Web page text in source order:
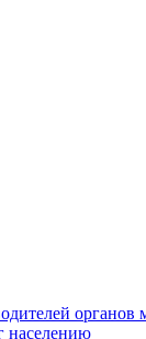
населению